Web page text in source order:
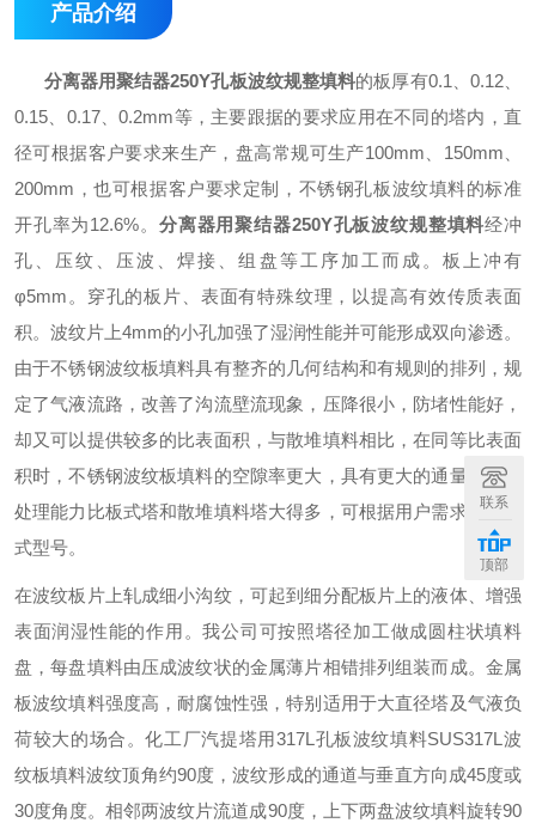
产品介绍
分离器用聚结器250Y孔板波纹规整填料的板厚有0.1、0.12、
0.15、0.17、0.2mm等，主要跟据的要求应用在不同的塔内，直
径可根据客户要求来生产，盘高常规可生产100mm、150mm、
200mm，也可根据客户要求定制，不锈钢孔板波纹填料的标准
开孔率为12.6%。 分离器用聚结器250Y孔板波纹规整填料经冲
孔、压纹、压波、焊接、组盘等工序加工而成。板上冲有
φ5mm。穿孔的板片、表面有特殊纹理，以提高有效传质表面
积。波纹片上4mm的小孔加强了湿润性能并可能形成双向渗透。
由于不锈钢波纹板填料具有整齐的几何结构和有规则的排列，规
定了气液流路，改善了沟流壁流现象，压降很小，防堵性能好，
却又可以提供较多的比表面积，与散堆填料相比，在同等比表面
积时，不锈钢波纹板填料的空隙率更大，具有更大的通量，综合
处理能力比板式塔和散堆填料塔大得多，可根据用户需求选择各
式型号。
在波纹板片上轧成细小沟纹，可起到细分配板片上的液体、增强
表面润湿性能的作用。我公司可按照塔径加工做成圆柱状填料
盘，每盘填料由压成波纹状的金属薄片相错排列组装而成。金属
板波纹填料强度高，耐腐蚀性强，特别适用于大直径塔及气液负
荷较大的场合。化工厂汽提塔用317L孔板波纹填料SUS317L波
纹板填料波纹顶角约90度，波纹形成的通道与垂直方向成45度或
30度角度。相邻两波纹片流道成90度，上下两盘波纹填料旋转90
联系
顶部